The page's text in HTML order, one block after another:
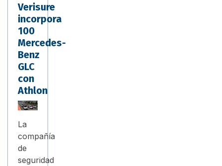
Verisure
incorpora
100
Mercedes-
Benz
GLC
con
Athlon
La
compañía
de
seguridad